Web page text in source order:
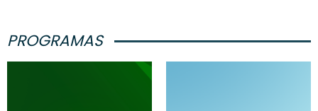
PROGRAMAS